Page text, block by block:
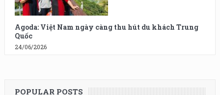
Agoda: Việt Nam ngày càng thu hút du khách Trung
Quốc
24/06/2026
POPULAR POSTS